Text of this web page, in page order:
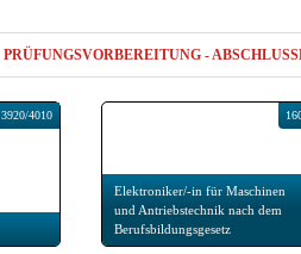
PRÜFUNGSVORBEREITUNG -
3920/4010
Elektroniker/-in für Maschinen
und Antriebstechnik nach dem
Berufsbildungsgesetz